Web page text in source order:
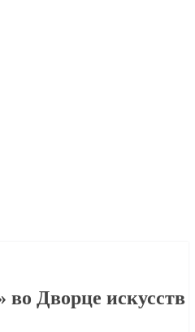
во Дворце искусств